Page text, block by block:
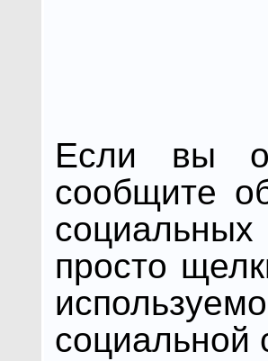
Если вы
сообщите
просто
социальной